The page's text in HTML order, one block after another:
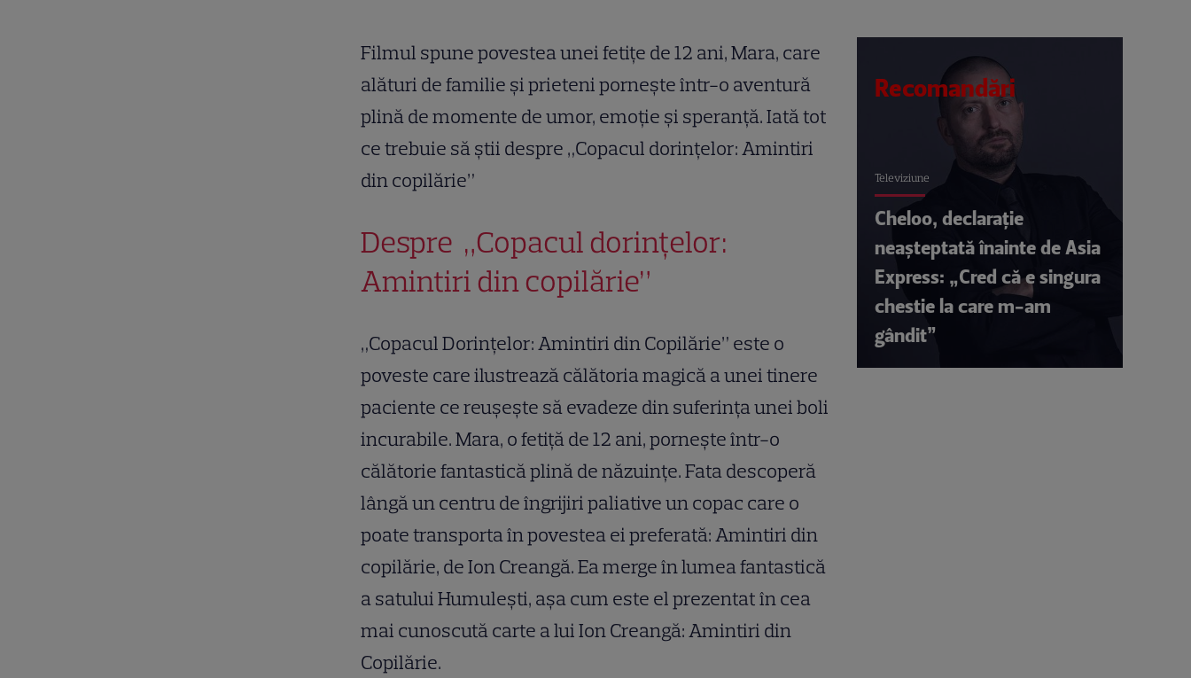
Filmul spune povestea unei fetițe de 12 ani, Mara, care
alături de familie și prieteni pornește într-o aventură
plină de momente de umor, emoție și speranță. Iată tot
ce trebuie să știi despre „Copacul dorințelor: Amintiri
din copilărie”
Despre „Copacul dorințelor:
Amintiri din copilărie”
„Copacul Dorinţelor: Amintiri din Copilărie” este o
poveste care ilustrează călătoria magică a unei tinere
paciente ce reuşeşte să evadeze din suferinţa unei boli
incurabile. Mara, o fetiță de 12 ani, pornește într-o
călătorie fantastică plină de năzuințe. Fata descoperă
lângă un centru de îngrijiri paliative un copac care o
poate transporta în povestea ei preferată: Amintiri din
copilărie, de Ion Creangă. Ea merge în lumea fantastică
a satului Humuleşti, aşa cum este el prezentat în cea
mai cunoscută carte a lui Ion Creangă: Amintiri din
Copilărie.
Recomandări
Televiziune
Cheloo, declarație
neașteptată înainte de Asia
Express: „Cred că e singura
chestie la care m-am
gândit”